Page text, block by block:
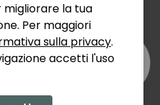
migliorare la tua
Per maggiori
sulla privacy.
accetti l'uso